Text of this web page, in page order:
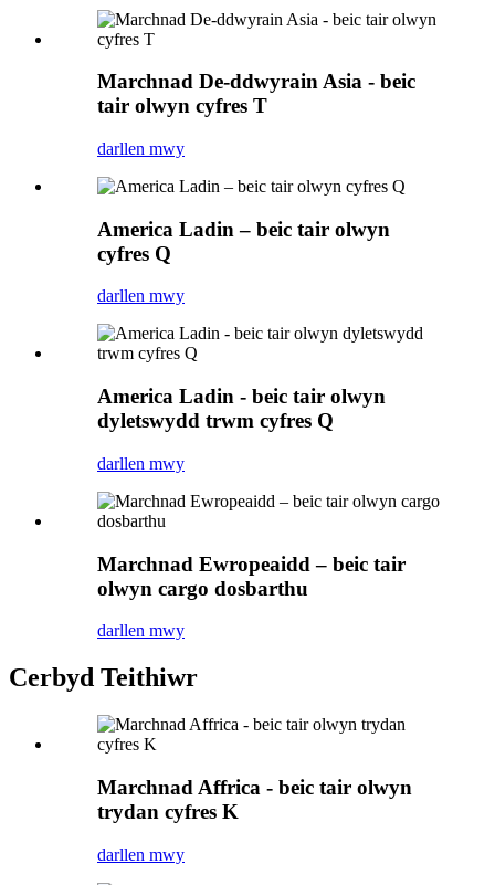
Marchnad De-ddwyrain Asia - beic
tair olwyn cyfres T
darllen mwy
America Ladin – beic tair olwyn
cyfres Q
darllen mwy
America Ladin - beic tair olwyn
dyletswydd trwm cyfres Q
darllen mwy
Marchnad Ewropeaidd – beic tair
olwyn cargo dosbarthu
darllen mwy
Cerbyd Teithiwr
Marchnad Affrica - beic tair olwyn
trydan cyfres K
darllen mwy